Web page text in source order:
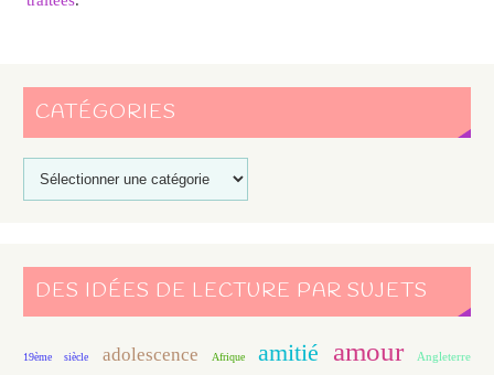
CATÉGORIES
DES IDÉES DE LECTURE PAR SUJETS
19ème siècle adolescence Afrique amitié amour Angleterre